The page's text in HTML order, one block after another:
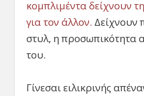
κομπλιμέντα δείχνουν
για τον άλλον. Δείχνουν
στυλ, η προσωπικότητα
του.
Γίνεσαι ειλικρινής